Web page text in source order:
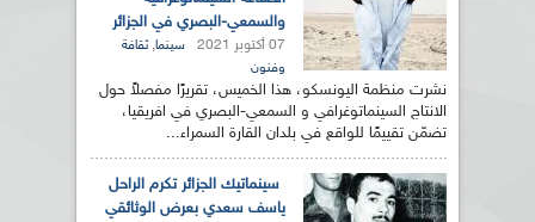
والسمعي-البصري في الجزائر
07 أكتوبر 2021 سينما,ثقافة
وفنون
نشرت منظمة اليونسكو، هذا الخميس، تقريرًا مفصلاً حول
الانتاج السينماتوغرافي و السمعي-البصري في افريقيا،
تضمّن تقييمًا للواقع في بلدان القارة السمراء...
سينماتيك الجزائر تكرم الراحل
ياسف سعدي بعرض الوثائقي